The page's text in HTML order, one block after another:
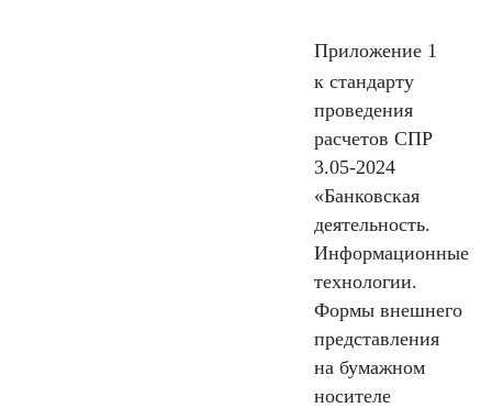
Приложение 1
к стандарту
проведения
расчетов СПР
3.05-2024
«Банковская
деятельность.
Информационные
технологии.
Формы внешнего
представления
на бумажном
носителе